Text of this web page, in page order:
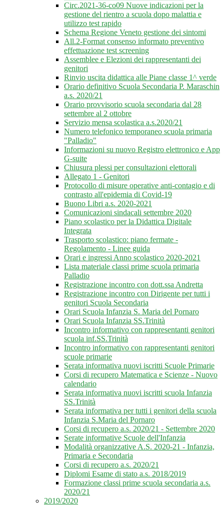
Circ.2021-36-co09 Nuove indicazioni per la
gestione del rientro a scuola dopo malattia e
utilizzo test rapido
Schema Regione Veneto gestione dei sintomi
All.2-Format consenso informato preventivo
effettuazione test screening
Assemblee e Elezioni dei rappresentanti dei
genitori
Rinvio uscita didattica alle Piane classe 1^ verde
Orario definitivo Scuola Secondaria P. Maraschin
a.s. 2020/21
Orario provvisorio scuola secondaria dal 28
settembre al 2 ottobre
Servizio mensa scolastica a.s.2020/21
Numero telefonico temporaneo scuola primaria
"Palladio"
Informazioni su nuovo Registro elettronico e App
G-suite
Chiusura plessi per consultazioni elettorali
Allegato 1 - Genitori
Protocollo di misure operative anti-contagio e di
contrasto all'epidemia di Covid-19
Buono Libri a.s. 2020-2021
Comunicazioni sindacali settembre 2020
Piano scolastico per la Didattica Digitale
Integrata
Trasporto scolastico: piano fermate -
Regolamento - Linee guida
Orari e ingressi Anno scolastico 2020-2021
Lista materiale classi prime scuola primaria
Palladio
Registrazione incontro con dott.ssa Andretta
Registrazione incontro con Dirigente per tutti i
genitori Scuola Secondaria
Orari Scuola Infanzia S. Maria del Pornaro
Orari Scuola Infanzia SS.Trinità
Incontro informativo con rappresentanti genitori
scuola inf.SS.Trinità
Incontro informativo con rappresentanti genitori
scuole primarie
Serata informativa nuovi iscritti Scuole Primarie
Corsi di recupero Matematica e Scienze - Nuovo
calendario
Serata informativa nuovi iscritti scuola Infanzia
SS.Trinità
Serata informativa per tutti i genitori della scuola
Infanzia S.Maria del Pornaro
Corsi di recupero a.s. 2020/21 - Settembre 2020
Serate informative Scuole dell'Infanzia
Modalità organizzative A.S. 2020-21 - Infanzia,
Primaria e Secondaria
Corsi di recupero a.s. 2020/21
Diplomi Esame di stato a.s. 2018/2019
Formazione classi prime scuola secondaria a.s.
2020/21
2019/2020